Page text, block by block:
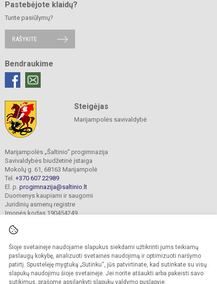
Šioje svetainėje naudojame slapukus siekdami užtikrinti jums teikiamų
paslaugų kokybę, analizuoti svetainės naudojimą ir optimizuoti naršymo
patirtį. Spustelėję mygtuką „Sutinku“, jūs patvirtinate, kad sutinkate su visų
slapukų naudojimu šioje svetainėje. Jei norite atšaukti arba pakeisti savo
sutikimus, prašome apsilankyti slapukų valdymo puslapyje.
Pastebėjote klaidų?
Turite pasiūlymų?
RAŠYKITE
Bendraukime
Steigėjas
Marijampolės savivaldybė
Marijampolės „Šaltinio“ progimnazija
Savivaldybės biudžetinė įstaiga
Mokolų g. 61, 68163 Marijampolė
Tel. +370 607 22989
El. p. progimnazija@saltinio.lt
Duomenys kaupiami ir saugomi
Juridinių asmenų registre
Įmonės kodas 190454249
© 2024. Marijampolės „Šaltinio“ progimnazija. Visos teisės saugomos.
Kopijuoti turinį be raštiško gimnazijos sutikimo griežtai draudžiama.
Prieinamumo paraiška Slapukų valdymas